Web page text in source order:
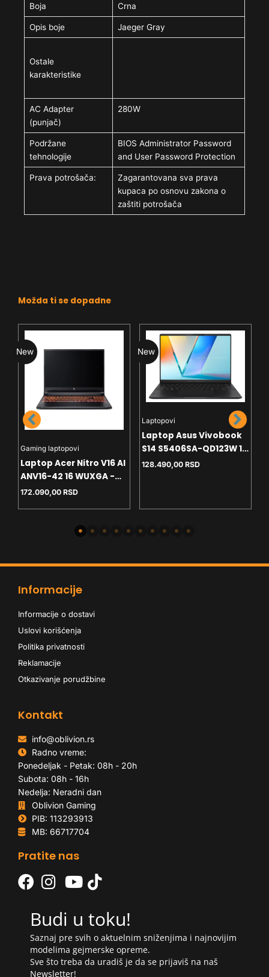
Boja Crna
Opis boje Jaeger Gray
Ostale
karakteristike
AC Adapter
(punjač)
280W
Podržane
tehnologije
BIOS Administrator Password
and User Password Protection
Prava potrošača:
Zagarantovana sva prava
kupaca po osnovu zakona o
zaštiti potrošača
Možda ti se dopadne
New
Gaming laptopovi
Laptop Acer Nitro V16 AI
ANV16-42 16 WUXGA -
R5-240 - 16GB - NVMe
172.090,00 RSD
New
Laptopovi
Laptop Asus Vivobook
S14 S5406SA-QD123W 14
WUXGA OLED - U7-256V
128.490,00 RSD
Informacije
Informacije o dostavi
Uslovi korišćenja
Politika privatnosti
Reklamacije
Otkazivanje porudžbine
Kontakt
info@oblivion.rs
Radno vreme:
Ponedeljak - Petak: 08h - 20h
Subota: 08h - 16h
Nedelja: Neradni dan
Oblivion Gaming
PIB: 113293913
MB: 66717704
Pratite nas
Budi u toku!
Saznaj pre svih o aktuelnim sniženjima i najnovijim
modelima gejmerske opreme.
Sve što treba da uradiš je da se prijaviš na naš
Newsletter!